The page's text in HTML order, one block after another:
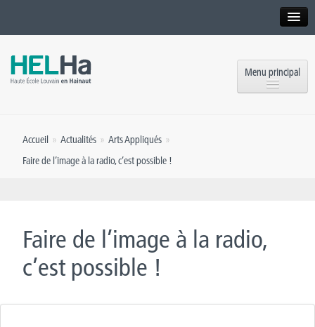
Formation continue et Recherche
Menu principal
Implantations
Rencontrez-nous
Accueil » Actualités » Arts Appliqués »
Faire de l’image à la radio, c’est possible !
Faire de l’image à la radio,
c’est possible !